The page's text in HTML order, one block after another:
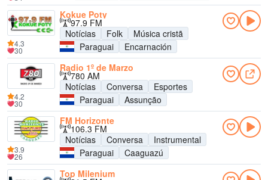
Kokue Poty
97.9 FM
Notícias
Folk
Música cristã
Paraguai
Encarnación
4.3
30
Radio 1º de Marzo
780 AM
Notícias
Conversa
Esportes
Paraguai
Assunção
4.2
30
FM Horizonte
106.3 FM
Notícias
Conversa
Instrumental
Paraguai
Caaguazú
3.9
26
Top Milenium